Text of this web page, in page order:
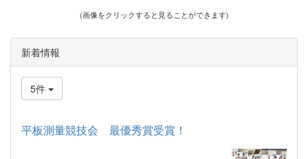
(画像をクリックすると見ることができます)
新着情報
5件
平板測量競技会 最優秀賞受賞！